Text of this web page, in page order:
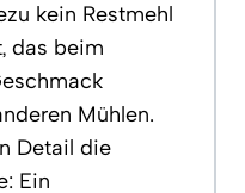
kein Restmehl
das beim
Mühlen.
Detail die
Ein